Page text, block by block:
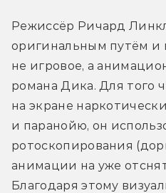
Режиссёр Ричард
оригинальным путём и
не игровое, а
романа Дика. Для того
на экране
и паранойю, он
ротоскопирования
анимации на уже
Благодаря этому